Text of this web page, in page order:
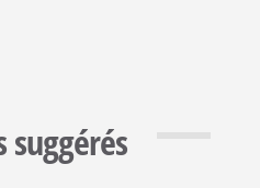
suggérés